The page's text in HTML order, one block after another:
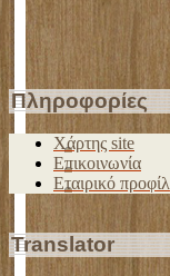
Πληροφορίες
Χάρτης site
Επικοινωνία
Εταιρικό προφίλ
Translator